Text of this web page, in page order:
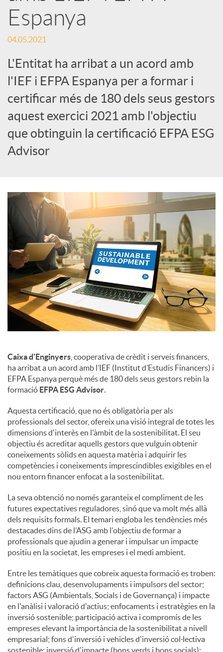
S
o
c
i
a
l
s
Espanya
04.05.2021
L'Entitat ha arribat a un acord amb
l'IEF i EFPA Espanya per a formar i
certificar més de 180 dels seus gestors
aquest exercici 2021 amb l'objectiu
que obtinguin la certificació EFPA ESG
Advisor
Caixa d'Enginyers , cooperativa de crèdit i serveis financers,
ha arribat a un acord amb l’IEF (Institut d’Estudis Financers) i
EFPA Espanya perquè més de 180 dels seus gestors rebin la
formació EFPA ESG Advisor.
Aquesta certificació, que no és obligatòria per als
professionals del sector, ofereix una visió integral de totes les
dimensions d'interès en l'àmbit de la sostenibilitat. El seu
objectiu és acreditar aquells gestors que vulguin obtenir
coneixements sòlids en aquesta matèria i adquirir les
competències i coneixements imprescindibles exigibles en el
nou entorn financer enfocat a la sostenibilitat.
La seva obtenció no només garanteix el compliment de les
futures expectatives reguladores, sinó que va molt més allà
dels requisits formals. El temari engloba les tendències més
destacades dins de l’ASG amb l'objectiu de formar a
professionals que ajudin a generar i impulsar un impacte
positiu en la societat, les empreses i el medi ambient.
Entre les temàtiques que cobreix aquesta formació es troben:
definicions clau, desenvolupaments i impulsors del sector;
factors ASG (Ambientals, Socials i de Governança) i impacte
en l'anàlisi i valoració d'actius; enfocaments i estratègies en la
inversió sostenible; participació activa i compromís de les
empreses elevant la importància de la sostenibilitat a nivell
empresarial; fons d'inversió i vehicles d'inversió col·lectiva
sostenible; inversió d'impacte (bons verds i bons socials);